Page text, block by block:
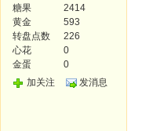
糖果
2414
黄金
593
转盘点数
226
心花
0
金蛋
0
加关注
发消息